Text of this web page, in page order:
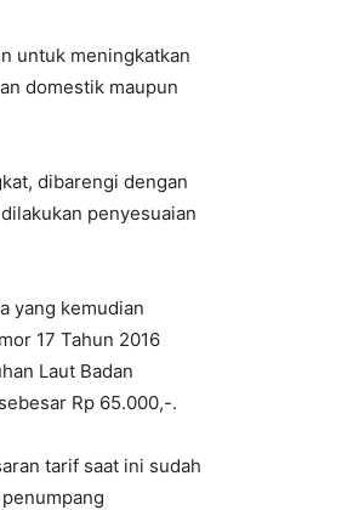
untuk meningkatkan
domestik maupun
dibarengi dengan
penyesuaian
yang kemudian
17 Tahun 2016
Laut Badan
Rp 65.000,-.
tarif saat ini sudah